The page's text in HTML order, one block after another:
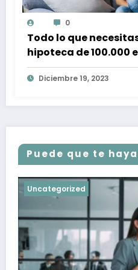
0
Todo lo que
hipoteca de 100.000
Diciembre 19, 2023
Puede que te
Uncategorized